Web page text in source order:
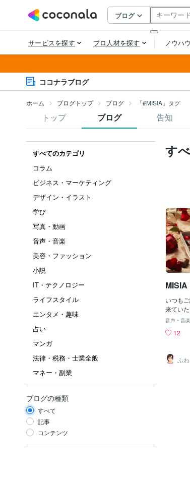
ココナラブログ
ホーム ブログトップ ブログ 「#MISIA」タグ
トップ ブログ 告知
すべてのカテゴリ
コラム
ビジネス・マーケティング
デザイン・イラスト
学び
写真・動画
音声・音楽
美容・ファッション
小説
IT・テクノロジー
ライフスタイル
エンタメ・趣味
占い
マンガ
法律・税務・士業全般
マネー・副業
ブログの種類
すべて
記事
コンテンツ
す
MISIA
いつも
来てい
しくな
が参加
音声・音楽
12
ふわ
り